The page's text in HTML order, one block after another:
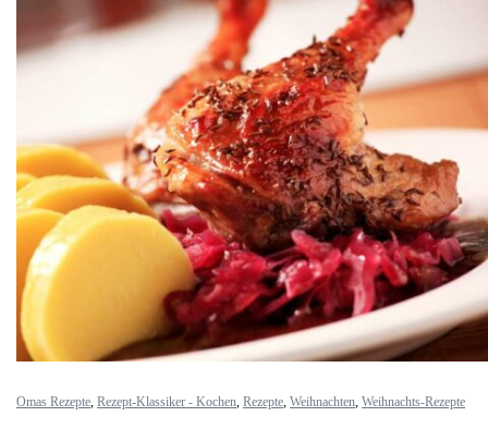
Omas Rezepte, Rezept-Klassiker - Kochen, Rezepte, Weihnachten, Weihnachts-Rezepte